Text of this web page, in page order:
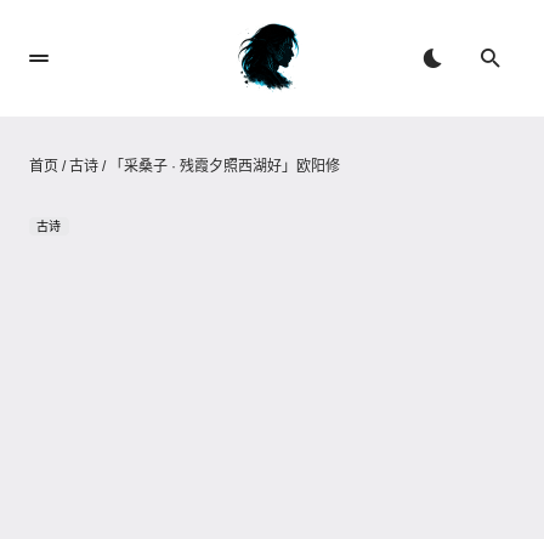
首页 /古诗 / 「采桑子 · 残霞夕照西湖好」欧阳修
古诗